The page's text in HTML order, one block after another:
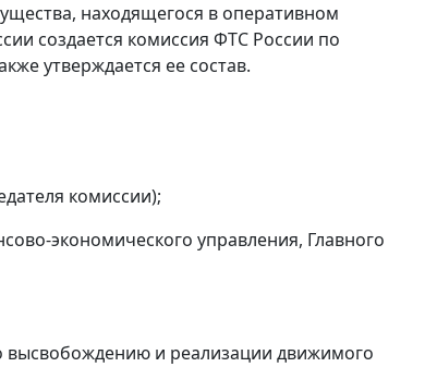
находящегося в оперативном
создается комиссия ФТС России по
утверждается ее состав.
комиссии);
экономического управления, Главного
высвобождению и реализации движимого